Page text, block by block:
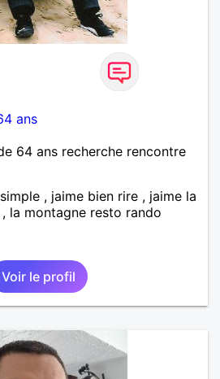
ans
64 ans recherche rencontre
, jaime bien rire , jaime la
la montagne resto rando
Voir le profil